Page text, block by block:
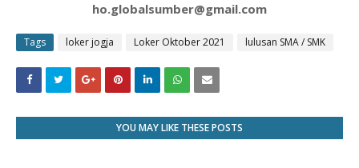
ho.globalsumber@gmail.com
Tags loker jogja Loker Oktober 2021 lulusan SMA / SMK
YOU MAY LIKE THESE POSTS